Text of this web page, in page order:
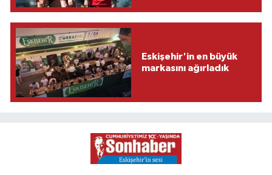
Eskişehir'in en büyük
markasını ağırladık